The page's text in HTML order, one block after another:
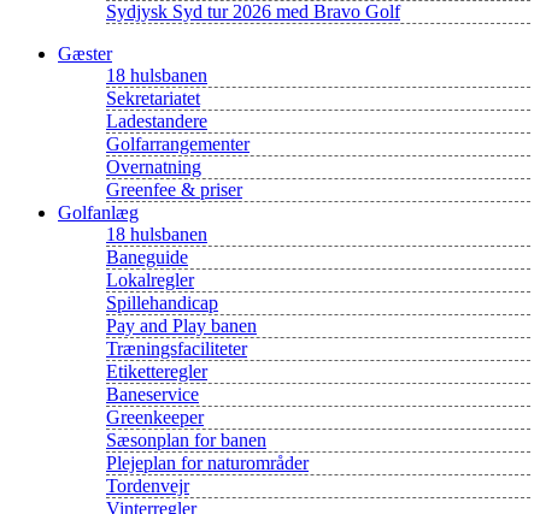
Sydjysk Syd tur 2026 med Bravo Golf
Gæster
18 hulsbanen
Sekretariatet
Ladestandere
Golfarrangementer
Overnatning
Greenfee & priser
Golfanlæg
18 hulsbanen
Baneguide
Lokalregler
Spillehandicap
Pay and Play banen
Træningsfaciliteter
Etiketteregler
Baneservice
Greenkeeper
Sæsonplan for banen
Plejeplan for naturområder
Tordenvejr
Vinterregler